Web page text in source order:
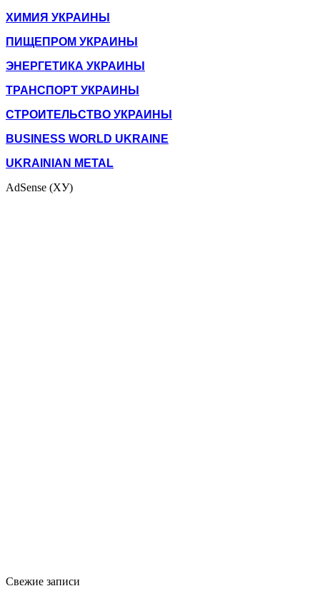
ХИМИЯ УКРАИНЫ
ПИЩЕПРОМ УКРАИНЫ
ЭНЕРГЕТИКА УКРАИНЫ
ТРАНСПОРТ УКРАИНЫ
СТРОИТЕЛЬСТВО УКРАИНЫ
BUSINESS WORLD UKRAINE
UKRAINIAN METAL
AdSense (ХУ)
Свежие записи